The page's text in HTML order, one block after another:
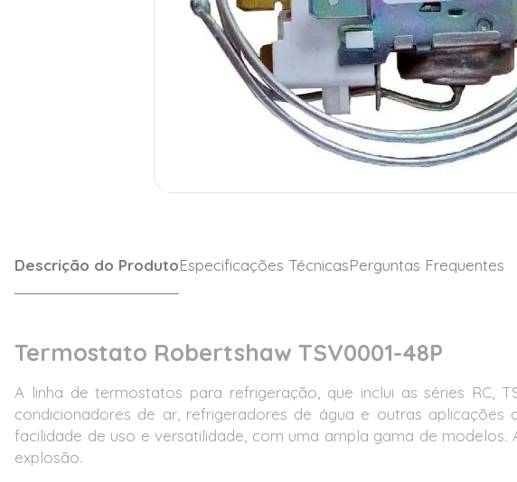
Descrição do ProdutoEspecificações TécnicasPerguntas Frequentes
Termostato Robertshaw TSV0001-48P
A linha de termostatos para refrigeração, que inclui as séries RC,
condicionadores de ar, refrigeradores de água e outras
facilidade de uso e versatilidade, com uma ampla gama de
explosão.